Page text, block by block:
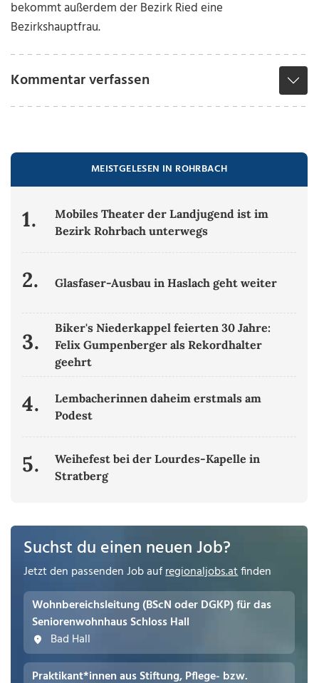
bekommt außerdem der Bezirk Ried eine
Bezirkshauptfrau.
Kommentar verfassen
MEISTGELESEN IN ROHRBACH
1.
Mobiles Theater der Landjugend ist im
Bezirk Rohrbach unterwegs
2. Glasfaser-Ausbau in Haslach geht weiter
3.
Biker's Niederkappel feierten 30 Jahre:
Felix Gumpenberger als Rekordhalter
geehrt
4.
Lembacherinnen daheim erstmals am
Podest
5.
Weihefest bei der Lourdes-Kapelle in
Stratberg
Suchst du einen neuen Job?
Jetzt den passenden Job aufregionaljobs.atfinden
Wohnbereichsleitung (BScN oder DGKP) für das
Seniorenwohnhaus Schloss Hall
Bad Hall
Praktikant*innen aus Stiftung, Pflege- bzw.